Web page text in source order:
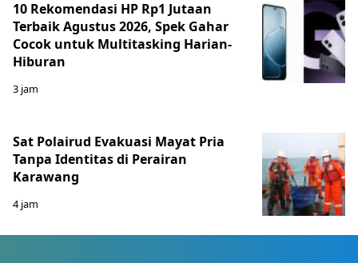
10 Rekomendasi HP Rp1 Jutaan
Terbaik Agustus 2026, Spek Gahar
Cocok untuk Multitasking Harian-
Hiburan
3 jam
Sat Polairud Evakuasi Mayat Pria
Tanpa Identitas di Perairan
Karawang
4 jam